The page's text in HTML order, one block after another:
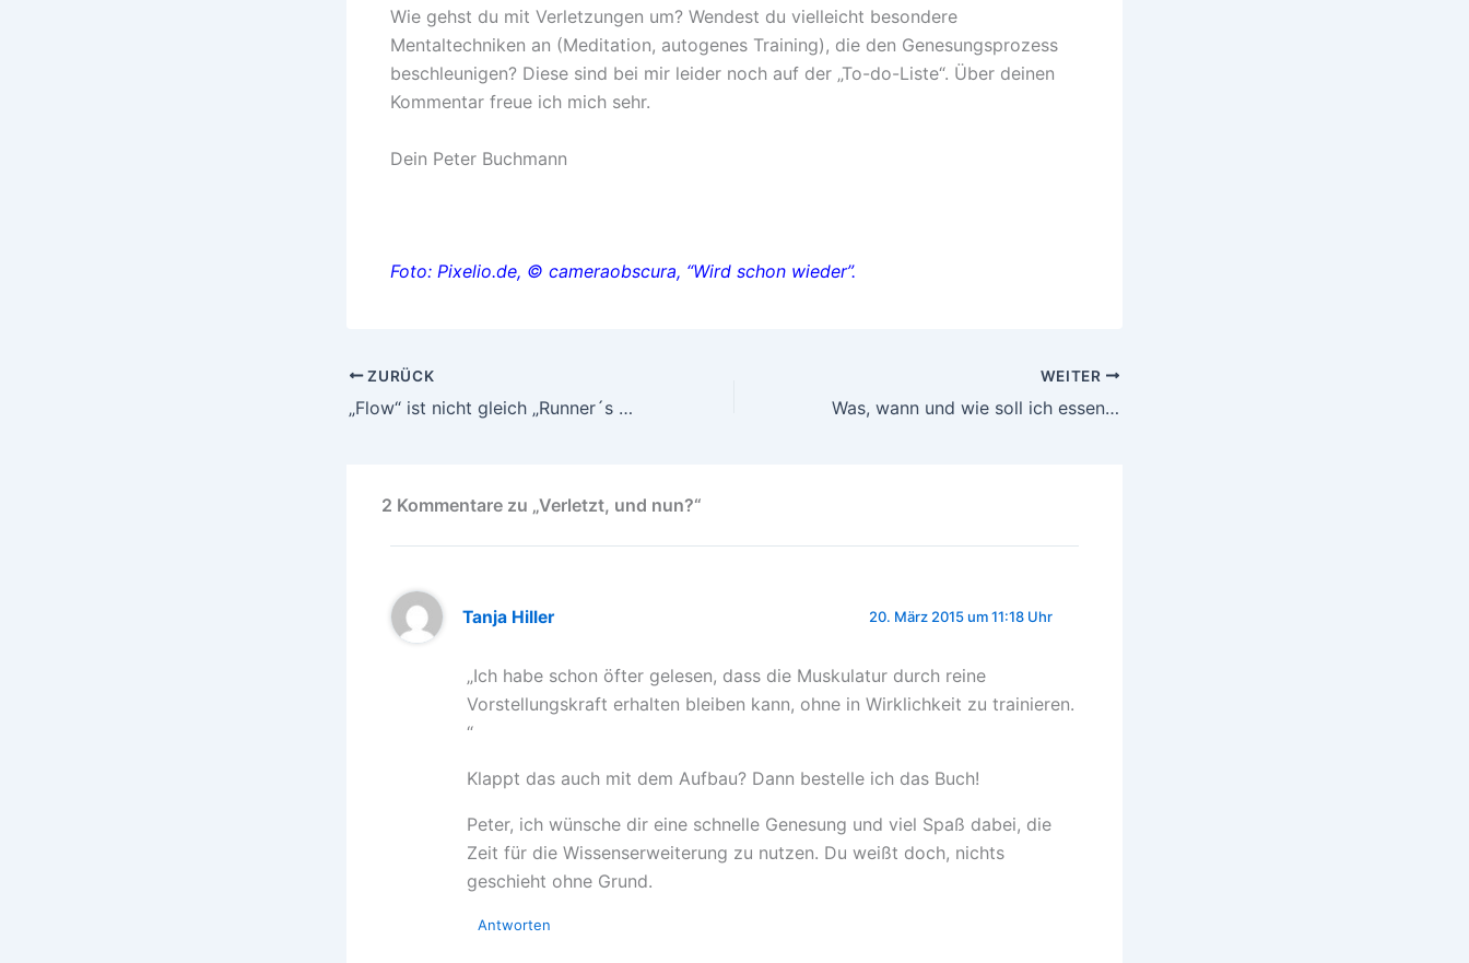
Wie gehst du mit Verletzungen um? Wendest du vielleicht besondere
Mentaltechniken an (Meditation, autogenes Training), die den Genesungsprozess
beschleunigen? Diese sind bei mir leider noch auf der „To-do-Liste“. Über deinen
Kommentar freue ich mich sehr.
Dein Peter Buchmann
Foto: Pixelio.de, © cameraobscura, “Wird schon wieder”.
ZURÜCK
„Flow“ ist nicht gleich „Runner´s High“
WEITER
Was, wann und wie soll ich essen? Eine allgemeingültige Anleitung nicht nur für Läufer!
2 Kommentare zu „Verletzt, und nun?“
Tanja Hiller 20. März 2015 um 11:18 Uhr
„Ich habe schon öfter gelesen, dass die Muskulatur durch reine
Vorstellungskraft erhalten bleiben kann, ohne in Wirklichkeit zu trainieren.
“
Klappt das auch mit dem Aufbau? Dann bestelle ich das Buch!
Peter, ich wünsche dir eine schnelle Genesung und viel Spaß dabei, die
Zeit für die Wissenserweiterung zu nutzen. Du weißt doch, nichts
geschieht ohne Grund.
Antworten